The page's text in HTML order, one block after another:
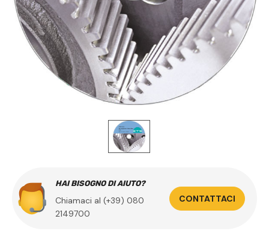
HAI BISOGNO DI AIUTO?
Chiamaci al (+39) 080
2149700
CONTATTACI